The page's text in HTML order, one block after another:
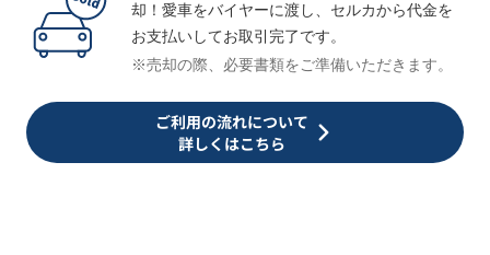
却！愛車をバイヤーに渡し、セルカから代金を
お支払いしてお取引完了です。
※売却の際、必要書類をご準備いただきます。
ご利用の流れについて
詳しくはこちら